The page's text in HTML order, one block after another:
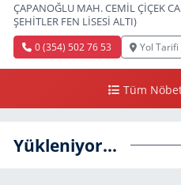
ÇAPANOĞLU MAH. CEMİL ÇİÇEK
ŞEHİTLER FEN LİSESİ ALTI)
0 (354) 502 76 53 Yol Tarifi
Tüm
Yükleniyor...